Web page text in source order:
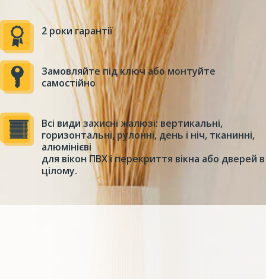
2 роки гарантії
Замовляйте під ключ або монтуйте
самостійно
Всі види захисні жалюзі: вертикальні,
горизонтальні, рулонні, день і ніч, тканинні,
алюмінієві
для вікон ПВХ і перекриття вікна або дверей в
цілому.